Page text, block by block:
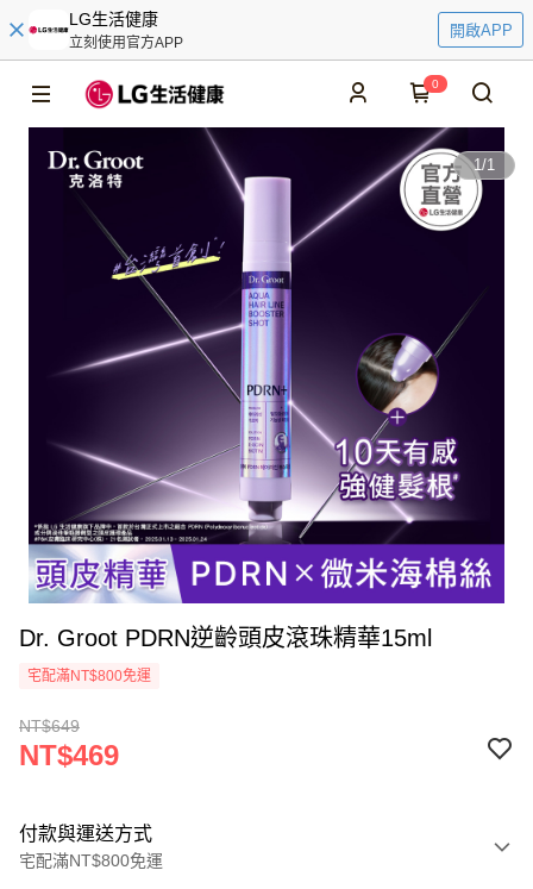
LG生活健康
立刻使用官方APP
開啟APP
0
1/1
Dr. Groot PDRN逆齡頭皮滾珠精華15ml
宅配滿NT$800免運
NT$649
NT$469
付款與運送方式
宅配滿NT$800免運